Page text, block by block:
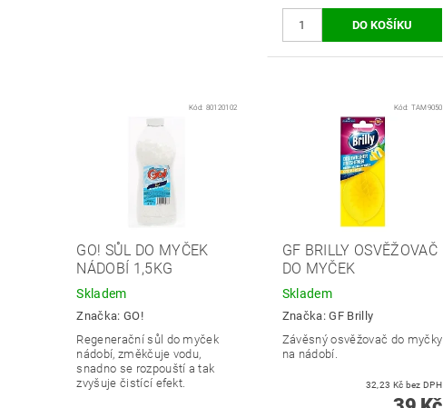
Kód: 80120102
GO! SŮL DO MYČEK
NÁDOBÍ 1,5KG
Skladem
Značka: GO!
Regenerační sůl do myček
nádobí, změkčuje vodu,
snadno se rozpouští a tak
zvyšuje čistící efekt.
Kód: TAM9050
GF BRILLY OSVĚŽOVAČ
DO MYČEK
Skladem
Značka:GF Brilly
Závěsný osvěžovač do myčky
na nádobí.
32,23 Kč bez DPH